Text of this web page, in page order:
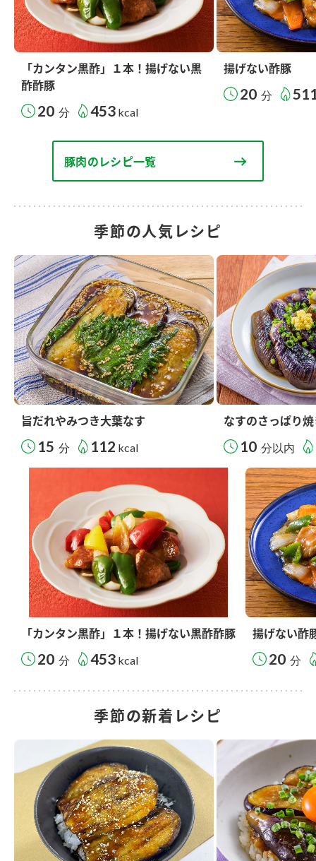
「カンタン黒酢」１本！揚げない黒
酢酢豚
20 分 453 kcal
揚げない酢豚
20 分
豚肉のレシピ一覧
季節の人気レシピ
旨だれやみつき大葉なす
15 分 112 kcal
なすのさっぱり
10 分以内
「カンタン黒酢」１本！揚げない黒酢酢豚
20 分 453 kcal
揚げない酢
20 分
季節の新着レシピ